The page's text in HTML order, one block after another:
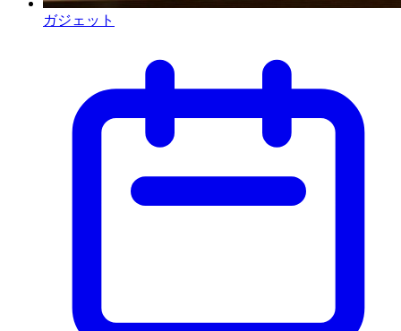
ガジェット